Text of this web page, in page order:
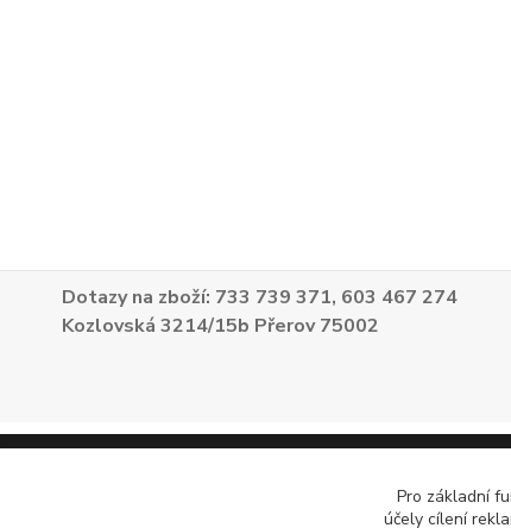
Dotazy na zboží: 733 739 371, 603 467 274
Kozlovská 3214/15b Přerov 75002
Pro základní
účely cílení